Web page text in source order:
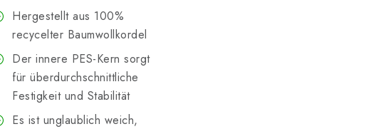
Hergestellt aus 100%
recycelter Baumwollkordel
Der innere PES-Kern sorgt
für überdurchschnittliche
Festigkeit und Stabilität
Es ist unglaublich weich,